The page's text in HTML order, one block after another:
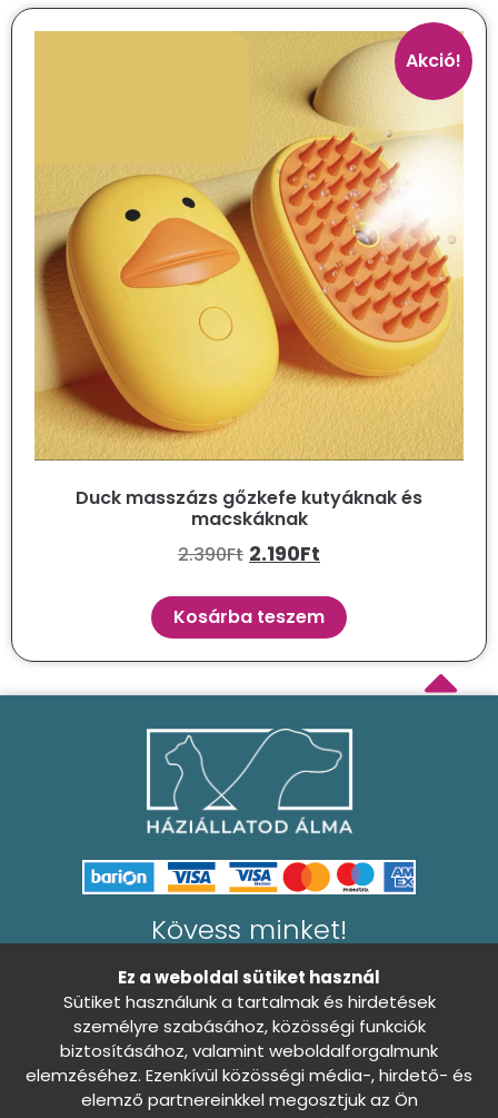
Akció!
Duck masszázs gőzkefe kutyáknak és
macskáknak
2.390Ft 2.190Ft
Kosárba teszem
0
Kövess minket!
Általános Szerződési Feltételek
Adatkezelési tájékoztató
Ez a weboldal sütiket használ
Sütiket használunk a tartalmak és hirdetések
személyre szabásához, közösségi funkciók
biztosításához, valamint weboldalforgalmunk
elemzéséhez. Ezenkívül közösségi média-, hirdető- és
elemző partnereinkkel megosztjuk az Ön